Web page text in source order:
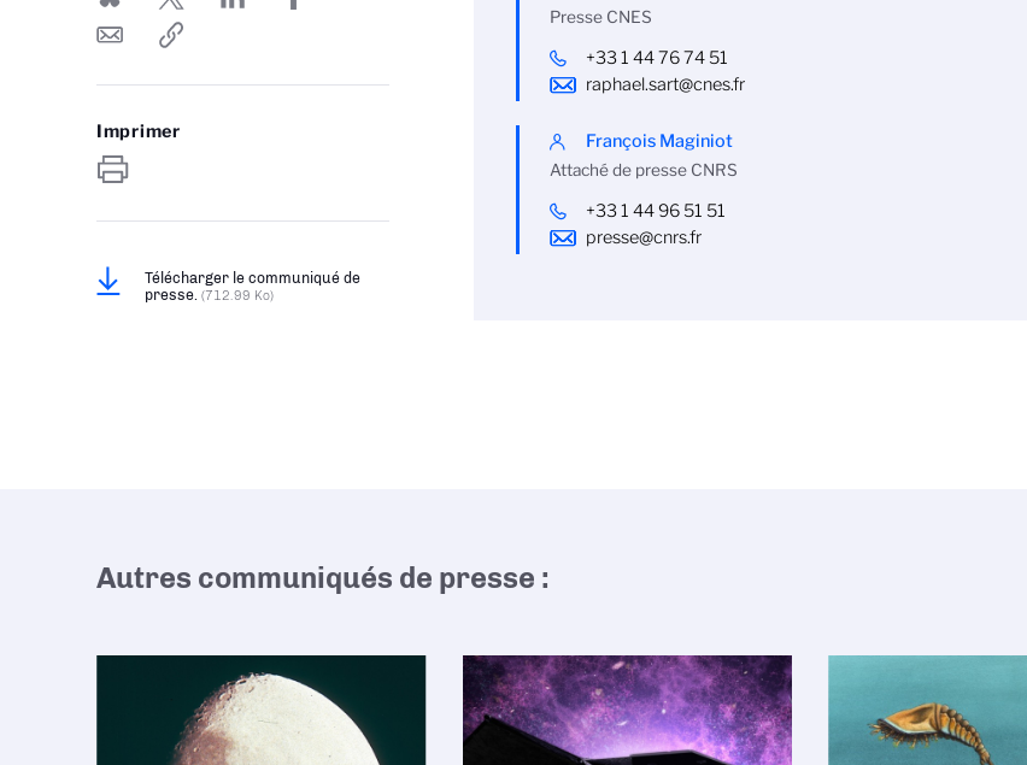
Imprimer
Télécharger le communiqué de
presse. (712.99 Ko)
Presse CNES
+33 1 44 76 74 51
raphael.sart@cnes.fr
François Maginiot
Attaché de presse CNRS
+33 1 44 96 51 51
presse@cnrs.fr
Autres communiqués de presse :